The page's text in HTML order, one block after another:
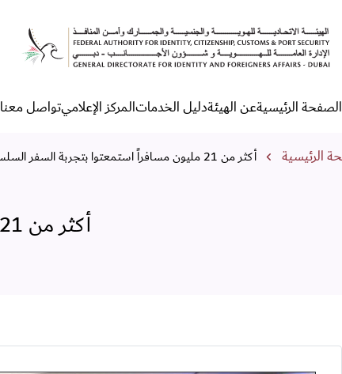
أكثر من 21 مليون مسافراً استمعتوا بتجربة السفر السلس
القائمة الرئيسية
الصفحة الرئيسيةعن الهيئةدليل الخدماتالمركز الإعلاميتواصل معنا
مسار التنقل
الرئيسية أكثر من 21 مليون مسافراً استمعتوا بتجربة السفر السلس
أكثر من 21 مليون مسافراً استمعتوا بتجربة السفر السلس